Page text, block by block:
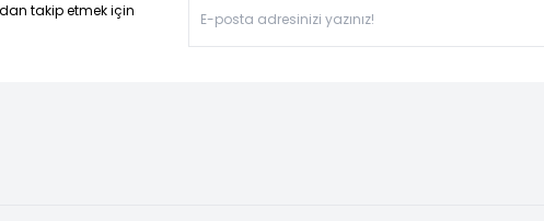
takip etmek için